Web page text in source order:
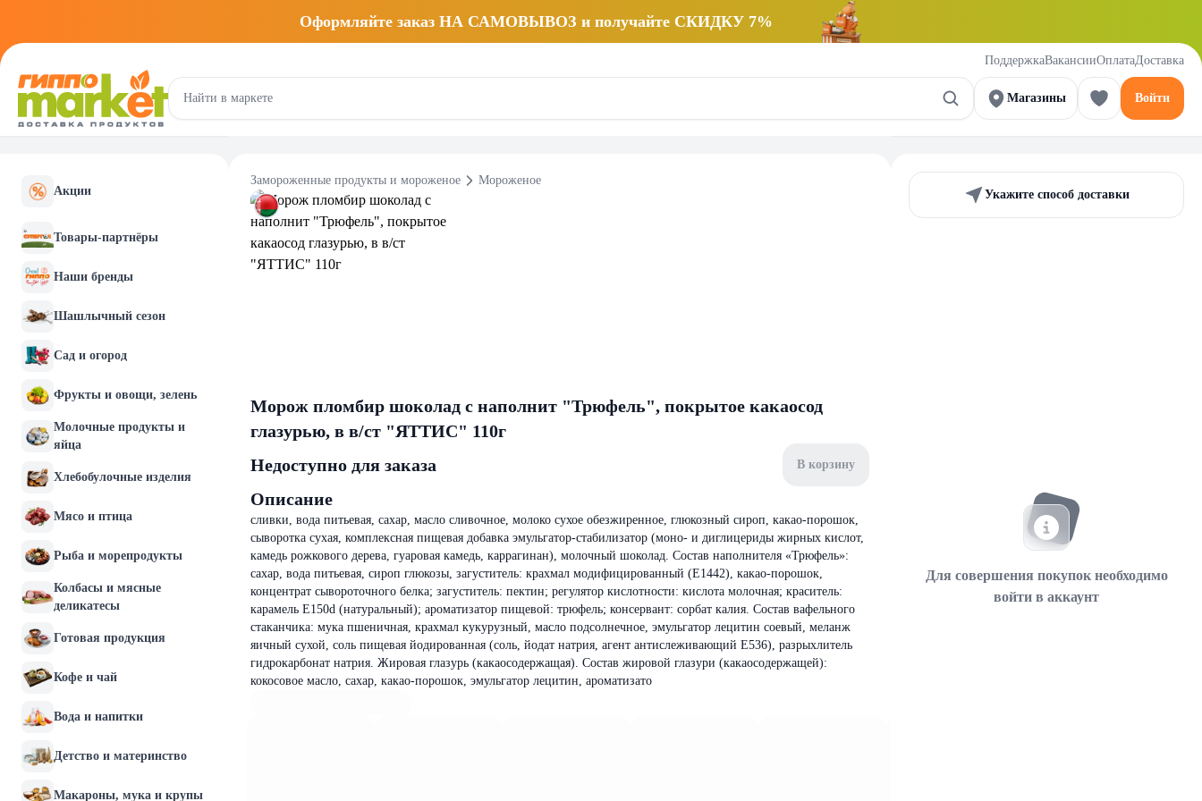
Оформляйте заказ НА САМОВЫВОЗ и получайте СКИДКУ 7%
ПоддержкаВакансииОплатаДоставка
Магазины Войти
Акции
Товары-партнёры
Наши бренды
Шашлычный сезон
Сад и огород
Фрукты и овощи, зелень
Молочные продукты и
яйца
Хлебобулочные изделия
Мясо и птица
Рыба и морепродукты
Колбасы и мясные
деликатесы
Готовая продукция
Кофе и чай
Вода и напитки
Детство и материнство
Макароны, мука и крупы
Замороженные продукты и мороженое Мороженое
Морож пломбир шоколад с наполнит "Трюфель", покрытое какаосод
глазурью, в в/ст "ЯТТИС" 110г
Недоступно для заказа
В корзину
Описание
сливки, вода питьевая, сахар, масло сливочное, молоко сухое обезжиренное, глюкозный сироп, какао-порошок,
сыворотка сухая, комплексная пищевая добавка эмульгатор-стабилизатор (моно- и диглицериды жирных кислот,
камедь рожкового дерева, гуаровая камедь, каррагинан), молочный шоколад. Состав наполнителя «Трюфель»:
сахар, вода питьевая, сироп глюкозы, загуститель: крахмал модифицированный (Е1442), какао-порошок,
концентрат сывороточного белка; загуститель: пектин; регулятор кислотности: кислота молочная; краситель:
карамель Е150d (натуральный); ароматизатор пищевой: трюфель; консервант: сорбат калия. Состав вафельного
стаканчика: мука пшеничная, крахмал кукурузный, масло подсолнечное, эмульгатор лецитин соевый, меланж
яичный сухой, соль пищевая йодированная (соль, йодат натрия, агент антислеживающий Е536), разрыхлитель
гидрокарбонат натрия. Жировая глазурь (какаосодержащая). Состав жировой глазури (какаосодержащей):
кокосовое масло, сахар, какао-порошок, эмульгатор лецитин, ароматизато
Укажите способ доставки
Для совершения покупок необходимо
войти в аккаунт